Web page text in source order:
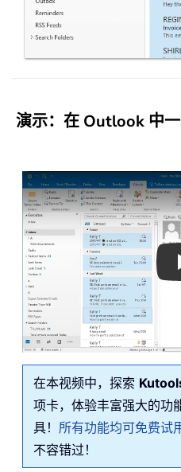
演示：在 Outlook 中
在本视频中，探索
项卡，体验丰富强大的功
具！ 所有功能均可免费试
不容错过！